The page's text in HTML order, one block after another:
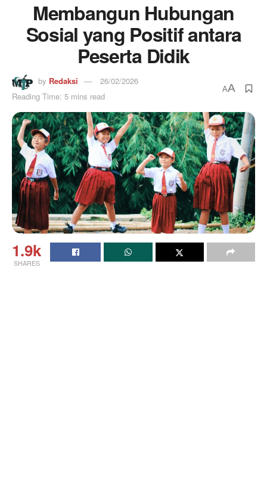
Membangun Hubungan
Sosial yang Positif antara
Peserta Didik
by Redaksi
26/02/2026
Reading Time: 5 mins read
AA
1.9k
SHARES